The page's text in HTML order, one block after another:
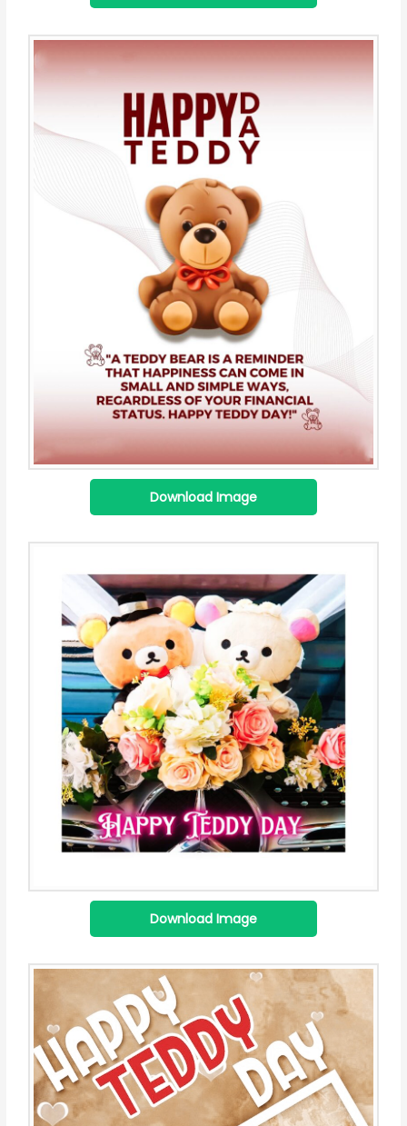
Download Image
Download Image